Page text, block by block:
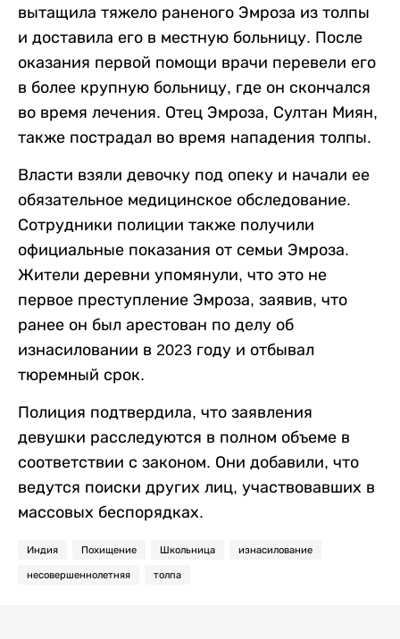
вытащила тяжело раненого Эмроза из толпы
и доставила его в местную больницу. После
оказания первой помощи врачи перевели его
в более крупную больницу, где он скончался
во время лечения. Отец Эмроза, Султан Миян,
также пострадал во время нападения толпы.
Власти взяли девочку под опеку и начали ее
обязательное медицинское обследование.
Сотрудники полиции также получили
официальные показания от семьи Эмроза.
Жители деревни упомянули, что это не
первое преступление Эмроза, заявив, что
ранее он был арестован по делу об
изнасиловании в 2023 году и отбывал
тюремный срок.
Полиция подтвердила, что заявления
девушки расследуются в полном объеме в
соответствии с законом. Они добавили, что
ведутся поиски других лиц, участвовавших в
массовых беспорядках.
Индия Похищение Школьница изнасилование
несовершеннолетняя толпа